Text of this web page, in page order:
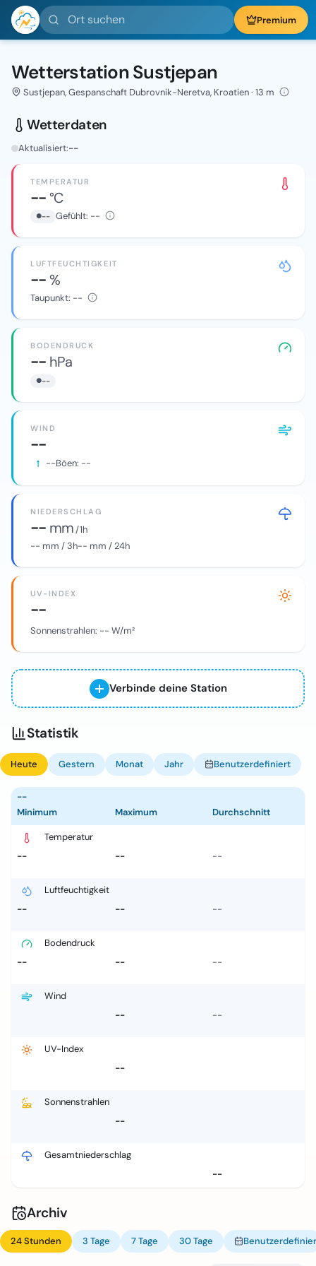
Ort suchen Premium
Wetterstation Sustjepan
Sustjepan, Gespanschaft Dubrovnik-Neretva, Kroatien · 13 m
Wetterdaten
Aktualisiert:--
TEMPERATUR
--°C
-- Gefühlt: --
LUFTFEUCHTIGKEIT
--%
Taupunkt: --
BODENDRUCK
-- hPa
--
WIND
--
--Böen: --
NIEDERSCHLAG
-- mm/ 1h
-- mm / 3h-- mm / 24h
UV-INDEX
--
Sonnenstrahlen: -- W/m²
Verbinde deine Station
Statistik
Heute Gestern Monat Jahr Benutzerdefiniert
--
Minimum
Maximum Durchschnitt
Temperatur
--
-- --
Luftfeuchtigkeit
--
-- --
Bodendruck
--
-- --
Wind
--
--
UV-Index
--
Sonnenstrahlen
--
Gesamtniederschlag
--
Archiv
24 Stunden 3 Tage 7 Tage 30 Tage